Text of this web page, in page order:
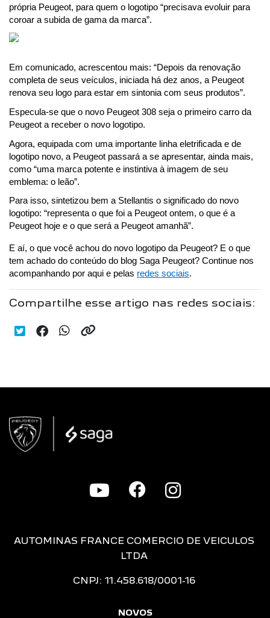
própria Peugeot, para quem o logotipo “precisava evoluir para
coroar a subida de gama da marca”.
Em comunicado, acrescentou mais: “Depois da renovação
completa de seus veículos, iniciada há dez anos, a Peugeot
renova seu logo para estar em sintonia com seus produtos”.
Especula-se que o novo Peugeot 308 seja o primeiro carro da
Peugeot a receber o novo logotipo.
Agora, equipada com uma importante linha eletrificada e de
logotipo novo, a Peugeot passará a se apresentar, ainda mais,
como “uma marca potente e instintiva à imagem de seu
emblema: o leão”.
Para isso, sintetizou bem a Stellantis o significado do novo
logotipo: “representa o que foi a Peugeot ontem, o que é a
Peugeot hoje e o que será a Peugeot amanhã”.
E aí, o que você achou do novo logotipo da Peugeot? E o que
tem achado do conteúdo do blog Saga Peugeot? Continue nos
acompanhando por aqui e pelas redes sociais.
Compartilhe esse artigo nas redes sociais:
AUTOMINAS FRANCE COMERCIO DE VEICULOS
LTDA
CNPJ: 11.458.618/0001-16
NOVOS